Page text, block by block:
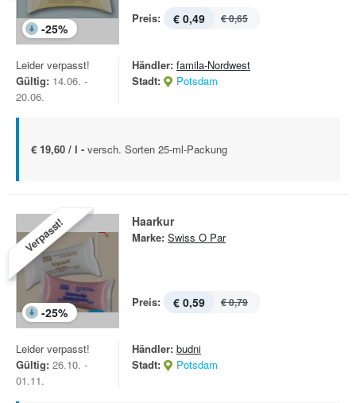
-25%
Preis: € 0,49 € 0,65
Leider verpasst!
Gültig: 14.06. -
20.06.
Händler: famila-Nordwest
Stadt:
Potsdam
€ 19,60 / l - versch. Sorten 25-ml-Packung
Verpasst!
-25%
Haarkur
Marke: Swiss O Par
Preis: € 0,59 € 0,79
Leider verpasst!
Gültig: 26.10. -
01.11.
Händler: budni
Stadt:
Potsdam